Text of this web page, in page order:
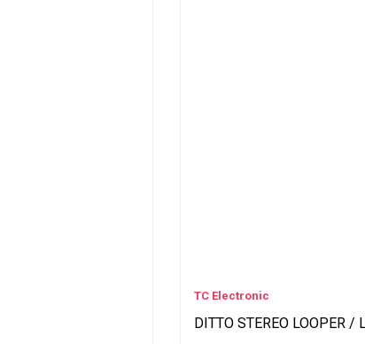
TC Electronic
DITTO STEREO LOOPER /